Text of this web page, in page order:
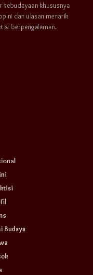
kebudayaan khususnya
dan ulasan menarik
berpengalaman.
Budaya